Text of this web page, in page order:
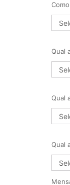
Qual
Qual
Qual